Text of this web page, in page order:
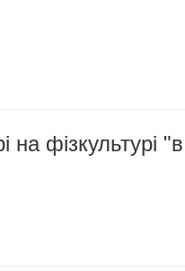
на фізкультурі "в